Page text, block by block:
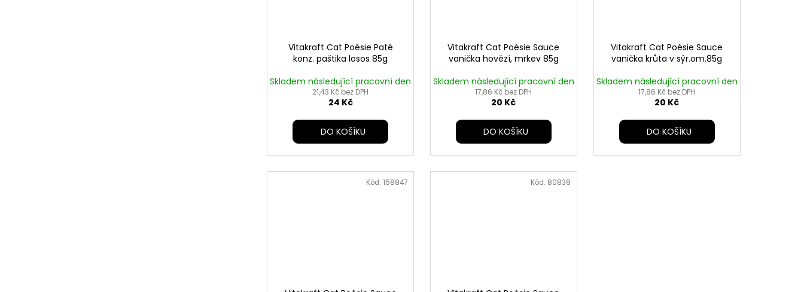
Vitakraft Cat Poésie Paté
konz. paštika losos 85g
Skladem následující pracovní den
21,43 Kč bez DPH
24 Kč
DO KOŠÍKU
Vitakraft Cat Poésie Sauce
vanička hovězí, mrkev 85g
Skladem následující pracovní den
17,86 Kč bez DPH
20 Kč
DO KOŠÍKU
Vitakraft Cat Poésie Sauce
vanička krůta v sýr.om.85g
Skladem následující pracovní den
17,86 Kč bez DPH
20 Kč
DO KOŠÍKU
Kód:158847 Kód: 80838